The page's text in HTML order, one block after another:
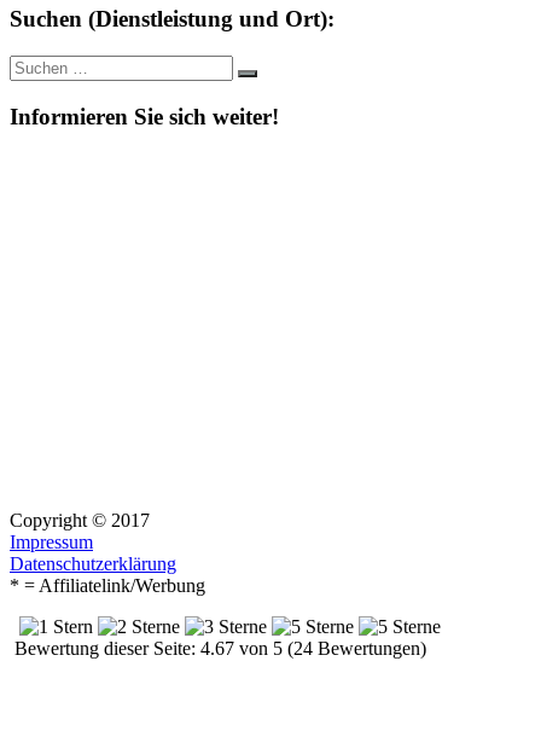
Suchen (Dienstleistung und Ort):
Suche
nach:
Suchen
Informieren Sie sich weiter!
Copyright © 2017
Impressum
Datenschutzerklärung
* = Affiliatelink/Werbung
Bewertung dieser Seite: 4.67 von 5 (24 Bewertungen)